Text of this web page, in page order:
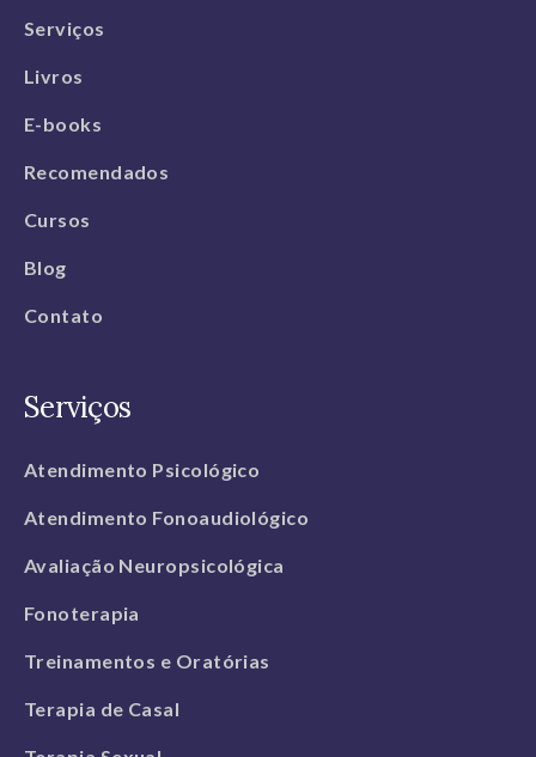
Serviços
Livros
E-books
Recomendados
Cursos
Blog
Contato
Serviços
Atendimento Psicológico
Atendimento Fonoaudiológico
Avaliação Neuropsicológica
Fonoterapia
Treinamentos e Oratórias
Terapia de Casal